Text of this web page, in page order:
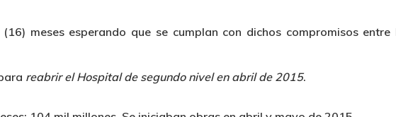
meses esperando que se cumplan con dichos compromisos
reabrir el Hospital de segundo nivel en abril de 2015.